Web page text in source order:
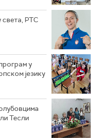
света, РТС
у
језику
Тесли